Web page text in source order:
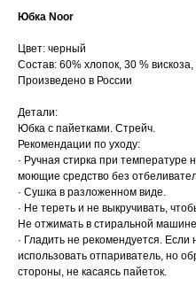
Юбка Noor
Цвет: черный
Состав: 60% хлопок, 30 %
Произведено в России
Детали:
Юбка с пайетками. Стрейч.
Рекомендации по уходу:
· Ручная стирка при
моющие средство без
· Сушка в разложенном виде.
· Не тереть и не выкручивать,
Не отжимать в стиральной
· Гладить не рекомендуется.
использовать отпариватель, но
стороны, не касаясь пайеток.